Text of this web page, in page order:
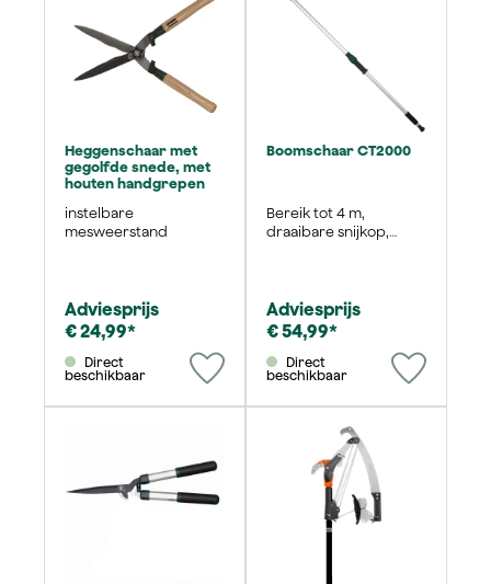
Heggenschaar met
gegolfde snede, met
houten handgrepen
instelbare
mesweerstand
Adviesprijs
€ 24,99*
beschikbaar
Boomschaar CT2000
Bereik tot 4 m,
draaibare snijkop,
Adviesprijs
€ 54,99*
beschikbaar